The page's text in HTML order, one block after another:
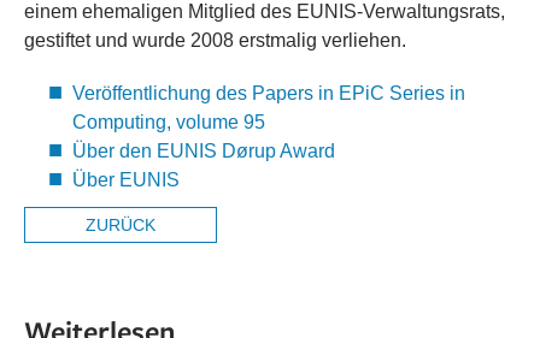
einem ehemaligen Mitglied des EUNIS-Verwaltungsrats,
gestiftet und wurde 2008 erstmalig verliehen.
Veröffentlichung des Papers in EPiC Series in
Computing, volume 95
Über den EUNIS Dørup Award
Über EUNIS
ZURÜCK